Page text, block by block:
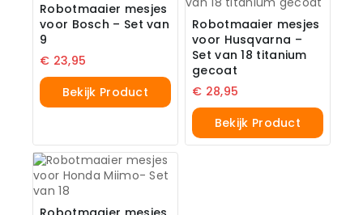
Robotmaaier mesjes
voor Bosch – Set van
9
€ 23,95
Bekijk Product
Robotmaaier mesjes
voor Husqvarna –
Set van 18 titanium
gecoat
€ 28,95
Bekijk Product